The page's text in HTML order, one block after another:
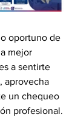
oportuno de
mejor
a sentirte
aprovecha
un chequeo
profesional.